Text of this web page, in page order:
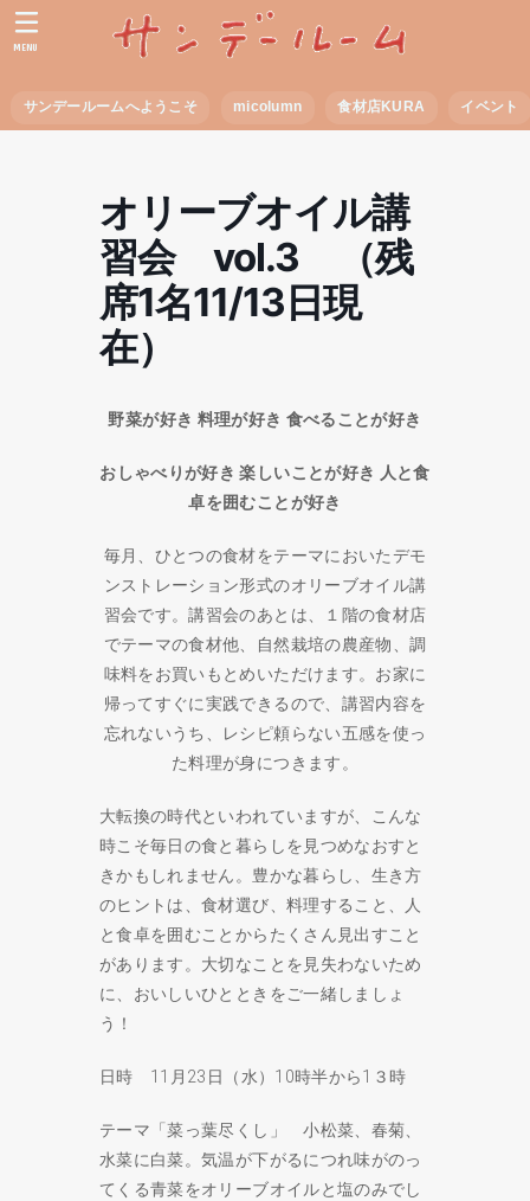
サンデールームへようこそ micolumn 食材店KURA イベント
MENU
オリーブオイル講
習会 vol.3 （残
席1名11/13日現
在）
野菜が好き 料理が好き 食べることが好き
おしゃべりが好き 楽しいことが好き 人と食
卓を囲むことが好き
毎月、ひとつの食材をテーマにおいたデモ
ンストレーション形式のオリーブオイル講
習会です。講習会のあとは、１階の食材店
でテーマの食材他、自然栽培の農産物、調
味料をお買いもとめいただけます。お家に
帰ってすぐに実践できるので、講習内容を
忘れないうち、レシピ頼らない五感を使っ
た料理が身につきます。
大転換の時代といわれていますが、こんな
時こそ毎日の食と暮らしを見つめなおすと
きかもしれません。豊かな暮らし、生き方
のヒントは、食材選び、料理すること、人
と食卓を囲むことからたくさん見出すこと
があります。大切なことを見失わないため
に、おいしいひとときをご一緒しましょ
う！
日時 11月23日（水）10時半から1３時
テーマ「菜っ葉尽くし」 小松菜、春菊、
水菜に白菜。気温が下がるにつれ味がのっ
てくる青菜をオリーブオイルと塩のみでし